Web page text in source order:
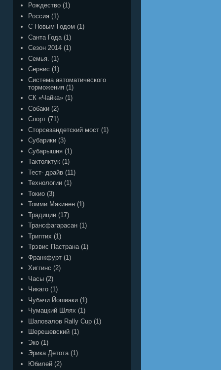
Рождество (1)
Россия (1)
С Новым Годом (1)
Санта Года (1)
Сезон 2014 (1)
Семья. (1)
Сервис (1)
Система автоматического
торможения (1)
СК «Чайка» (1)
Собаки (2)
Спорт (71)
Сторсезандетский мост (1)
Субарики (3)
Субарышня (1)
Тактояктук (1)
Тест- драйв (11)
Технологии (1)
Токио (3)
Томми Мякинен (1)
Традиции (17)
Трансфагарасан (1)
Триптих (1)
Трэвис Пастрана (1)
Франкфурт (1)
Хиггинс (2)
Часы (2)
Чикаго (1)
Чубачи Йошиаки (1)
Чумацкий Шлях (1)
Шаповалов Rally Cup (1)
Шерешевский (1)
Эко (1)
Эрика Детота (1)
Юбилей (2)